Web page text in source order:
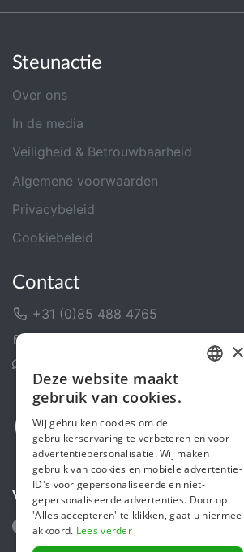
Steunactie
Over ons
In de media
Veiligheid & Betrouwbaarheid
Algemene voorwaarden
Privacybeleid
Cookiebeleid
Contact
+31 (0)85 488 4765
Volg ons
ENGLISH
×
Deze website maakt
gebruik van cookies.
Wij gebruiken cookies om de
gebruikerservaring te verbeteren en voor
advertentiepersonalisatie. Wij maken
gebruik van cookies en mobiele advertentie-
ID's voor gepersonaliseerde en niet-
gepersonaliseerde advertenties. Door op
'Alles accepteren' te klikken, gaat u hiermee
akkoord. Lees verder